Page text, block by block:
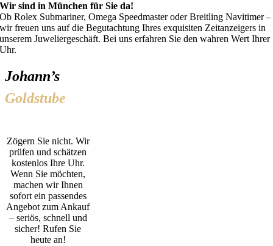
Wir sind in München für Sie da!
Ob Rolex Submariner, Omega Speedmaster oder Breitling Navitimer –
wir freuen uns auf die Begutachtung Ihres exquisiten Zeitanzeigers in
unserem Juweliergeschäft. Bei uns erfahren Sie den wahren Wert Ihrer
Uhr.
Johann’s
Goldstube
Zögern Sie nicht. Wir
prüfen und schätzen
kostenlos Ihre Uhr.
Wenn Sie möchten,
machen wir Ihnen
sofort ein passendes
Angebot zum Ankauf
– seriös, schnell und
sicher! Rufen Sie
heute an!